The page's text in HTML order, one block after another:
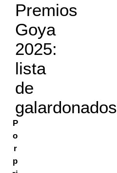
Premios
Goya
2025:
lista
de
galardonados
P
o
r
p